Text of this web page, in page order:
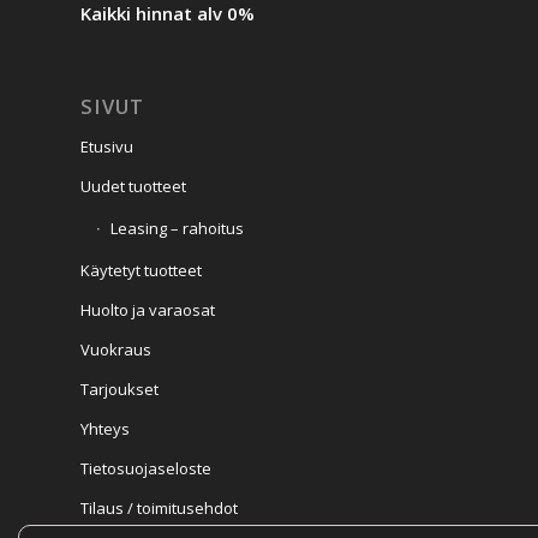
Kaikki hinnat alv 0%
SIVUT
Etusivu
Uudet tuotteet
Leasing – rahoitus
Käytetyt tuotteet
Huolto ja varaosat
Vuokraus
Tarjoukset
Yhteys
Tietosuojaseloste
Tilaus / toimitusehdot